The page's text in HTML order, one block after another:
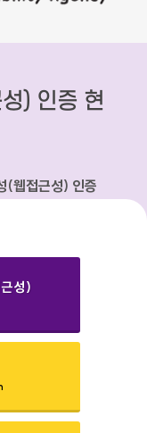
) 인증 현
(웹접근성) 인증
성)